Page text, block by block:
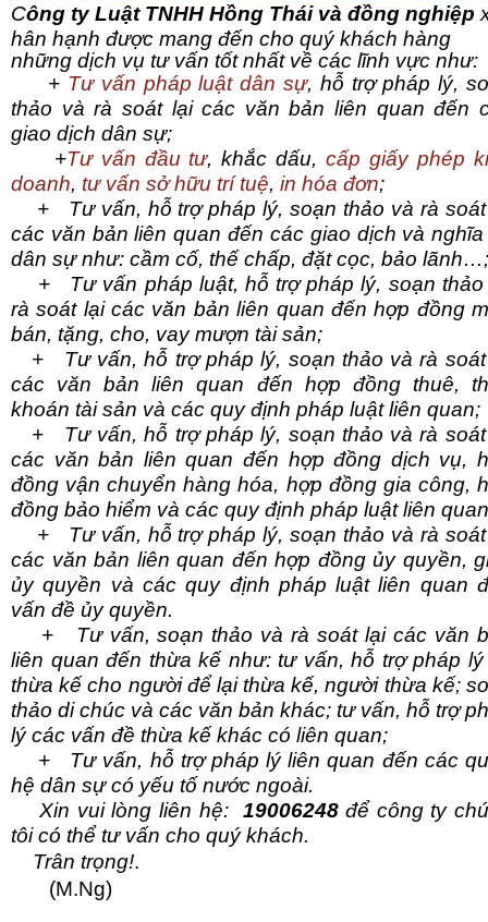
Công ty Luật TNHH Hồng Thái và đồng nghiệp
hân hạnh được mang đến cho quý khách hàng
những dịch vụ tư vấn tốt nhất về các lĩnh vực như:
+ Tư vấn pháp luật dân sự, hỗ trợ pháp lý,
thảo và rà soát lại các văn bản liên quan đến
giao dịch dân sự;
+Tư vấn đầu tư, khắc dấu,cấp giấy phép
doanh, tư vấn sở hữu trí tuệ, in hóa đơn;
+ Tư vấn, hỗ trợ pháp lý, soạn thảo và rà
các văn bản liên quan đến các giao dịch và
dân sự như: cầm cố, thế chấp, đặt cọc, bảo lãnh…;
+ Tư vấn pháp luật, hỗ trợ pháp lý, soạn thảo
rà soát lại các văn bản liên quan đến hợp đồng
bán, tặng, cho, vay mượn tài sản;
+ Tư vấn, hỗ trợ pháp lý, soạn thảo và rà
các văn bản liên quan đến hợp đồng thuê,
khoán tài sản và các quy định pháp luật liên quan;
+ Tư vấn, hỗ trợ pháp lý, soạn thảo và rà
các văn bản liên quan đến hợp đồng dịch vụ,
đồng vận chuyển hàng hóa, hợp đồng gia công,
đồng bảo hiểm và các quy định pháp luật liên
+ Tư vấn, hỗ trợ pháp lý, soạn thảo và rà
các văn bản liên quan đến hợp đồng ủy quyền,
ủy quyền và các quy định pháp luật liên quan
vấn đề ủy quyền.
+ Tư vấn, soạn thảo và rà soát lại các văn
liên quan đến thừa kế như: tư vấn, hỗ trợ pháp
thừa kế cho người để lại thừa kế, người thừa kế;
thảo di chúc và các văn bản khác; tư vấn, hỗ trợ
lý các vấn đề thừa kế khác có liên quan;
+ Tư vấn, hỗ trợ pháp lý liên quan đến các
hệ dân sự có yếu tố nước ngoài.
Xin vui lòng liên hệ:19006248để công ty
tôi có thể tư vấn cho quý khách.
Trân trọng!.
(M.Ng)